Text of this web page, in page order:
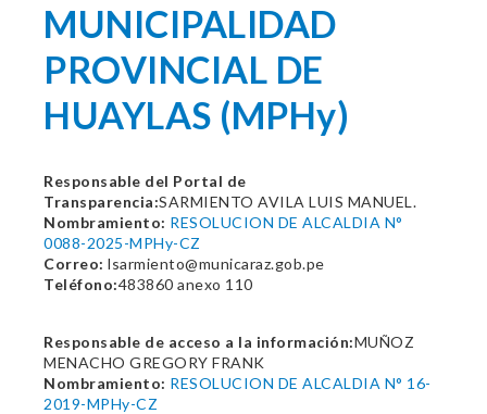
MUNICIPALIDAD
PROVINCIAL DE
HUAYLAS (MPHy)
Responsable del Portal de
Transparencia:SARMIENTO AVILA LUIS MANUEL.
Nombramiento: RESOLUCION DE ALCALDIA N°
0088-2025-MPHy-CZ
Correo: lsarmiento@municaraz.gob.pe
Teléfono:483860 anexo 110
Responsable de acceso a la información:MUÑOZ
MENACHO GREGORY FRANK
Nombramiento: RESOLUCION DE ALCALDIA N° 16-
2019-MPHy-CZ